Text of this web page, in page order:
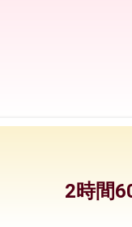
2時間